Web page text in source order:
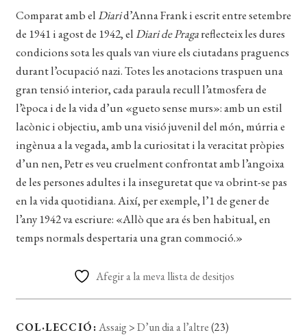
Comparat amb elDiarid’Anna Frank i escrit entre setembre
de 1941 i agost de 1942, elDiari de Pragareflecteix les dures
condicions sota les quals van viure els ciutadans praguencs
durant l’ocupació nazi. Totes les anotacions traspuen una
gran tensió interior, cada paraula recull l’atmosfera de
l’època i de la vida d’un «gueto sense murs»: amb un estil
lacònic i objectiu, amb una visió juvenil del món, múrria e
ingènua a la vegada, amb la curiositat i la veracitat pròpies
d’un nen, Petr es veu cruelment confrontat amb l’angoixa
de les persones adultes i la inseguretat que va obrint-se pas
en la vida quotidiana. Així, per exemple, l’1 de gener de
l’any 1942 va escriure: «Allò que ara és ben habitual, en
temps normals despertaria una gran commoció.»
Afegir a la meva llista de desitjos
COL·LECCIÓ:Assaig >D’un dia a l’altre(23)